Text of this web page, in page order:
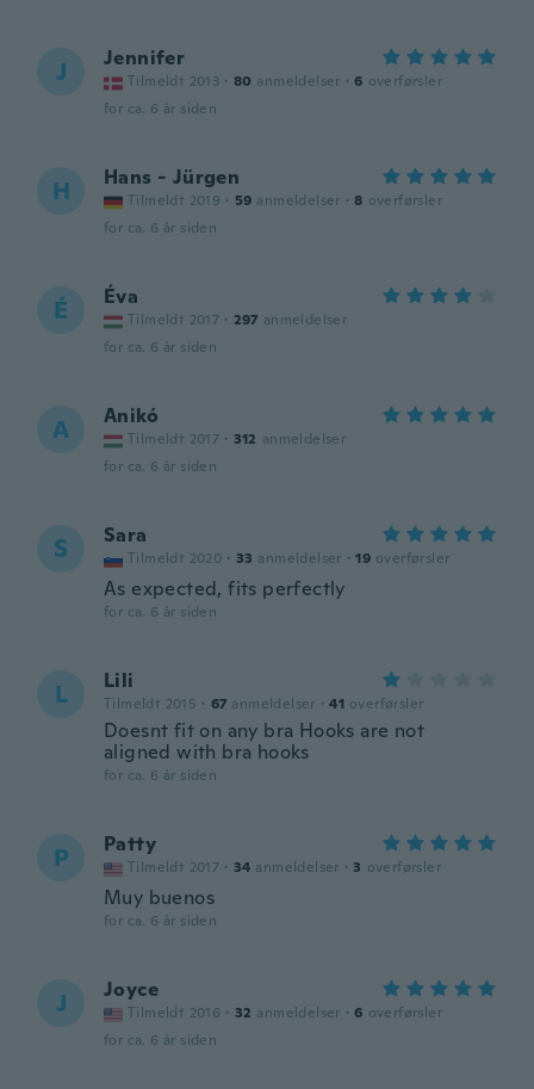
J Jennifer
Tilmeldt 2013 · 80 anmeldelser · 6 overførsler
for ca. 6 år siden
H Hans - Jürgen
Tilmeldt 2019 · 59 anmeldelser · 8 overførsler
for ca. 6 år siden
É Éva
Tilmeldt 2017 · 297 anmeldelser
for ca. 6 år siden
A Anikó
Tilmeldt 2017 · 312 anmeldelser
for ca. 6 år siden
S Sara
Tilmeldt 2020 · 33 anmeldelser · 19 overførsler
As expected, fits perfectly
for ca. 6 år siden
L Lili
Tilmeldt 2015 · 67 anmeldelser · 41 overførsler
Doesnt fit on any bra Hooks are not
aligned with bra hooks
for ca. 6 år siden
P Patty
Tilmeldt 2017 · 34 anmeldelser · 3 overførsler
Muy buenos
for ca. 6 år siden
J Joyce
Tilmeldt 2016 · 32 anmeldelser · 6 overførsler
for ca. 6 år siden